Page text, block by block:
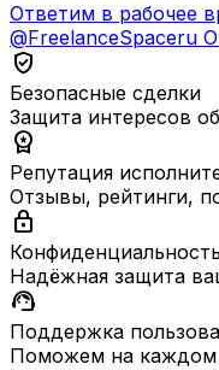
Ответим в рабочее
@FreelanceSpaceru
verified_user
Безопасные сделки
Защита интересов
workspace_premium
Репутация
Отзывы, рейтинги,
lock
Конфиденциальность
Надёжная защита
support_agent
Поддержка
Поможем на каждом